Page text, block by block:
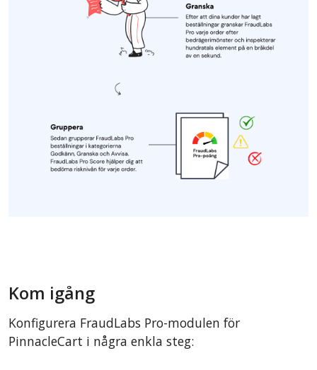
Kom igång
Konfigurera FraudLabs Pro-modulen för
PinnacleCart i några enkla steg: